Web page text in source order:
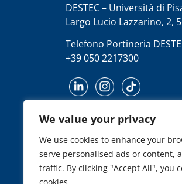
We value your privacy
We use cookies to enhance your
serve personalised ads or content,
traffic. By clicking "Accept All", you
DESTEC – Università di
Largo Lucio Lazzarino, 2,
Telefono Portineria
+39 050 2217300